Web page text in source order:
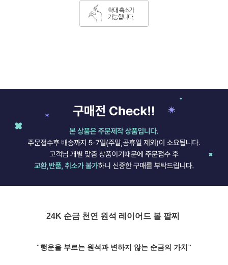
24K 순금 천연 원석 레이어드 볼 팔찌
"행운을 부르는 원석과 변하지 않는 순금의 가치"